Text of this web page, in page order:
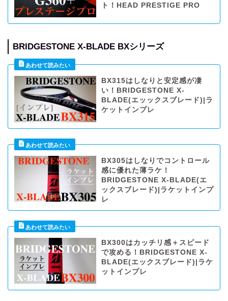
ト！HEAD PRESTIGE PRO
BRIDGESTONE X-BLADE BXシリーズ
BX315はしなりと安定感が凄
い！BRIDGESTONE X-
BLADE(エッックスブレード)|ラ
ケットインプレ
BX305はしなりでコントロール
感に優れた薄ラケ！
BRIDGESTONE X-BLADE(エ
ックスブレード)|ラケットインプ
レ
BX300はカッチリ感＋スピード
で攻める！BRIDGESTONE X-
BLADE(エックスブレード)|ラケ
ットインプレ